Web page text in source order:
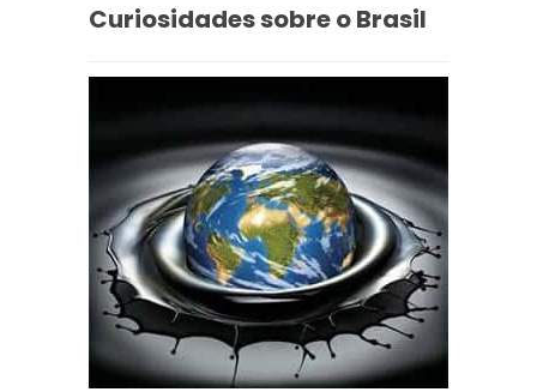
Curiosidades sobre o Brasil